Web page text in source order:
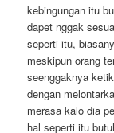
kebingungan itu
dapet nggak
seperti itu,
meskipun orang
seenggaknya
dengan
merasa kalo dia
hal seperti itu